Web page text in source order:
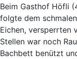
Beim Gasthof Höfli
folgte dem
Eichen, versperrten
Stellen war noch
Bachbett benützt